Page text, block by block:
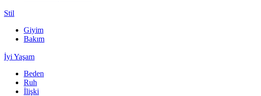
Stil
Giyim
Bakım
İyi Yaşam
Beden
Ruh
İlişki